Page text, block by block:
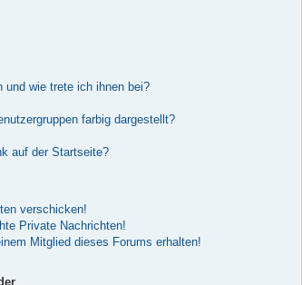
und wie trete ich ihnen bei?
farbig dargestellt?
auf der Startseite?
verschicken!
Private Nachrichten!
Mitglied dieses Forums erhalten!